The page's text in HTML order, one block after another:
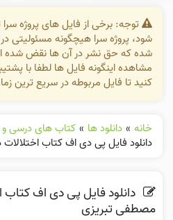
توجه: برخی از فایل های پروژه سرا
شود، پروژه سرا هیچگونه مسئولیتی
شده که حق نشر در آن ها نقض شده
مشاهده اینگونه فایل ها لطفا با
کنید تا فایل مربوطه در سریع ترین
خانه » دانلود ها » کتاب های درسی
دانلود فایل پی دی اف کتاب
دانلود فایل پی دی اف کتاب
مصطفی تبریزی